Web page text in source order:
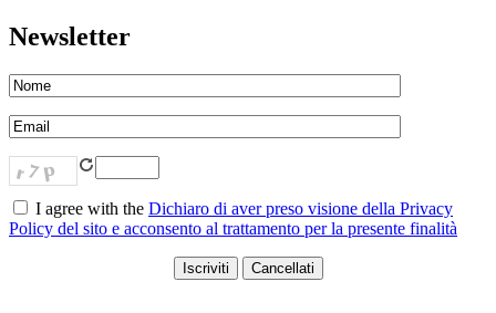
Newsletter
I agree with the Dichiaro di aver preso visione della Privacy
Policy del sito e acconsento al trattamento per la presente finalità